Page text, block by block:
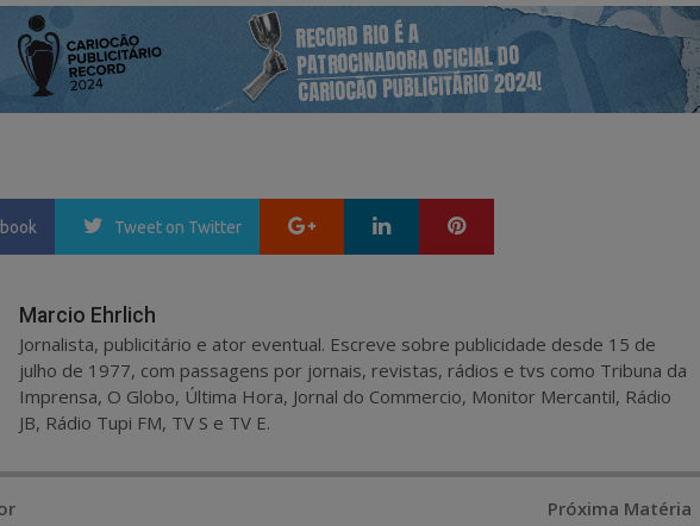
Tweet on Twitter Google+ LinkedIn
Marcio Ehrlich
Jornalista, publicitário e ator eventual. Escreve sobre publicidade desde 15 de
julho de 1977, com passagens por jornais, revistas, rádios e tvs como Tribuna da
Imprensa, O Globo, Última Hora, Jornal do Commercio, Monitor Mercantil, Rádio
JB, Rádio Tupi FM, TV S e TV E.
Próxima Matéria